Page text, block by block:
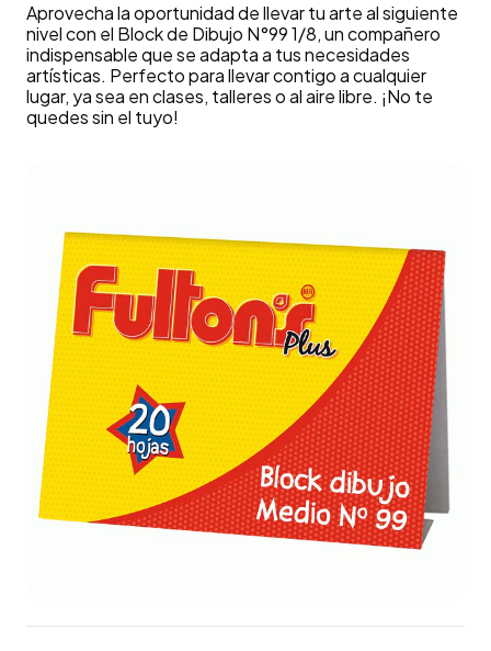
Aprovecha la oportunidad de llevar tu arte al siguiente
nivel con el Block de Dibujo N°99 1/8, un compañero
indispensable que se adapta a tus necesidades
artísticas. Perfecto para llevar contigo a cualquier
lugar, ya sea en clases, talleres o al aire libre. ¡No te
quedes sin el tuyo!